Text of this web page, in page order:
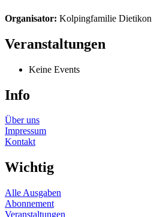
Organisator: Kolpingfamilie Dietikon
Veranstaltungen
Keine Events
Info
Über uns
Impressum
Kontakt
Wichtig
Alle Ausgaben
Abonnement
Veranstaltungen